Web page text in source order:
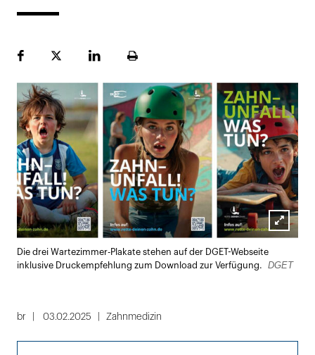
FacebookPlattformLinekdInSeite
Lightbox
Die drei Wartezimmer-Plakate stehen auf der DGET-Webseite
inklusive Druckempfehlung zum
Download zur Verfügung. DGET
br 03.02.2025 Zahnmedizin